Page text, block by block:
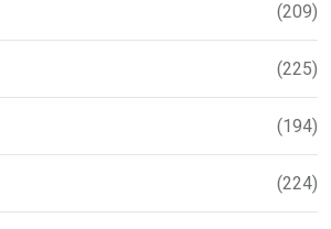
(209)
(225)
(194)
(224)